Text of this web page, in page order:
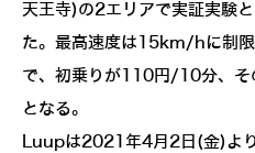
天王寺)の2エリアで実証実験
た。最高速度は15km/hに制
で、初乗りが110円/10分、
となる。
Luupは2021年4月2日(金)よ